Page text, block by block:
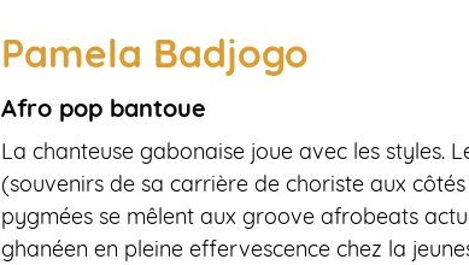
Pamela Badjogo
Afro pop bantoue
La chanteuse gabonaise joue avec les styles.
(souvenirs de sa carrière de choriste aux
pygmées se mêlent aux groove afrobeats
ghanéen en pleine effervescence chez la